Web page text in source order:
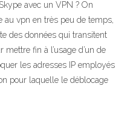
avec un VPN ? On
vpn en très peu de temps,
des données qui transitent
fin à l’usage d’un de
les adresses IP employés
pour laquelle le déblocage